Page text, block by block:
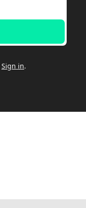
Sign in.